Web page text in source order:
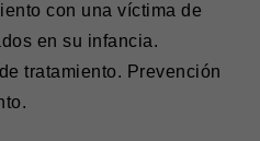
con una víctima de
en su infancia.
tratamiento. Prevención